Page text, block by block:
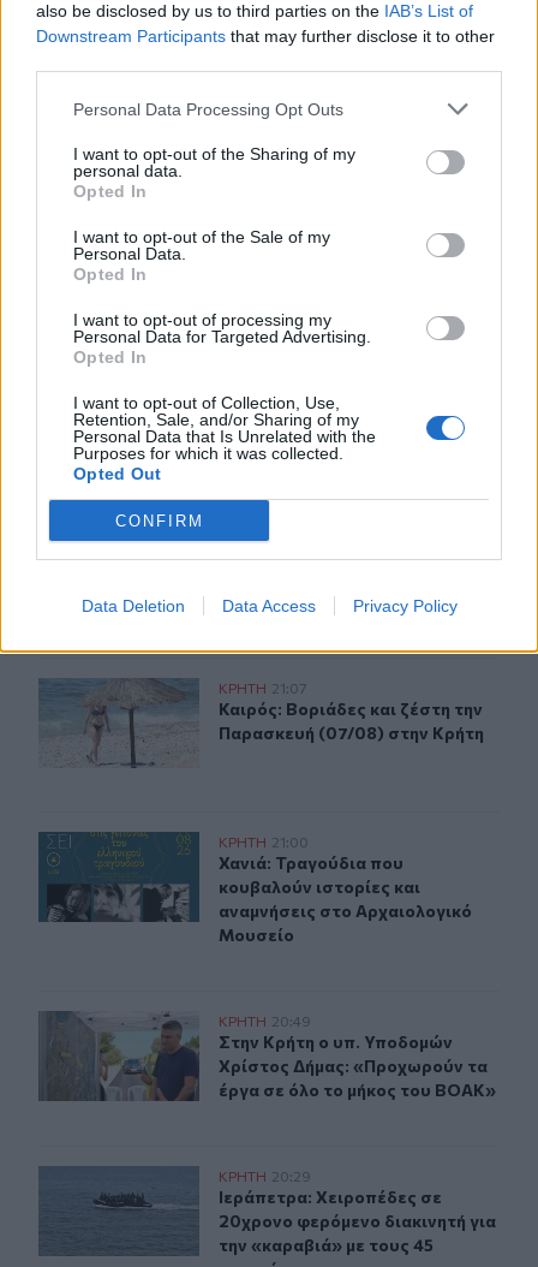
also be disclosed by us to third parties on the IAB’s List of
Downstream Participants that may further disclose it to other
Personal Data Processing Opt Outs
I want to opt-out of the Sharing of my
personal data.
Opted In
I want to opt-out of the Sale of my
Personal Data.
Opted In
I want to opt-out of processing my
Personal Data for Targeted Advertising.
Opted In
I want to opt-out of Collection, Use,
Retention, Sale, and/or Sharing of my
Personal Data that Is Unrelated with the
Purposes for which it was collected.
Opted Out
CONFIRM
Data Deletion Data Access Privacy Policy
Ζ. Κωνσταντοπούλου για πυρκαγιές: Αυτό που συμβαίνει
δεν είναι ατύχημα αλλά έγκλημα συνεχιζόμενο
ΠΕΡΙΣΣΟΤΕΡΑ
ΣΧΕΤΙΚA AΡΘΡΑ
Αδιάκοπες οι ροές μεταναστών
Αδιάκοπες οι ροές μεταναστών
στην Κρήτη: Νέα «καραβιά» στον
Τσούτσουρα
Μουσική λαϊκή βραδιά στο Πάρκο Κνωσού την
Μουσική λαϊκή βραδιά στο Πάρκο
Αυγούστου
Καιρός: Βοριάδες και ζέστη την Παρασκευή (07/08)
ΚΡΗΤΗ 21:07
Καιρός: Βοριάδες και ζέστη την
Καιρός: Βοριάδες και ζέστη την
Παρασκευή (07/08) στην Κρήτη
Χανιά: Τραγούδια που κουβαλούν ιστορίες και
ΚΡΗΤΗ 21:00
Χανιά: Τραγούδια που κουβαλούν
Χανιά: Τραγούδια που
κουβαλούν ιστορίες και
αναμνήσεις στο Αρχαιολογικό
Μουσείο
Στην Κρήτη ο υπ. Υποδομών Χρίστος Δήμας:
ΚΡΗΤΗ 20:49
Στην Κρήτη ο υπ. Υποδομών
Στην Κρήτη ο υπ. Υποδομών
Χρίστος Δήμας: «Προχωρούν τα
έργα σε όλο το μήκος του ΒΟΑΚ»
Ιεράπετρα: Χειροπέδες σε 20χρονο φερόμενο
ΚΡΗΤΗ 20:29
Ιεράπετρα: Χειροπέδες σε
Ιεράπετρα: Χειροπέδες σε
20χρονο φερόμενο διακινητή για
την «καραβιά» με τους 45